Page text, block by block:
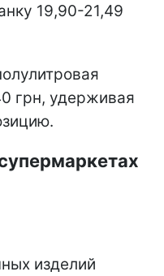
19,90-21,49
грн, удерживая
изделий